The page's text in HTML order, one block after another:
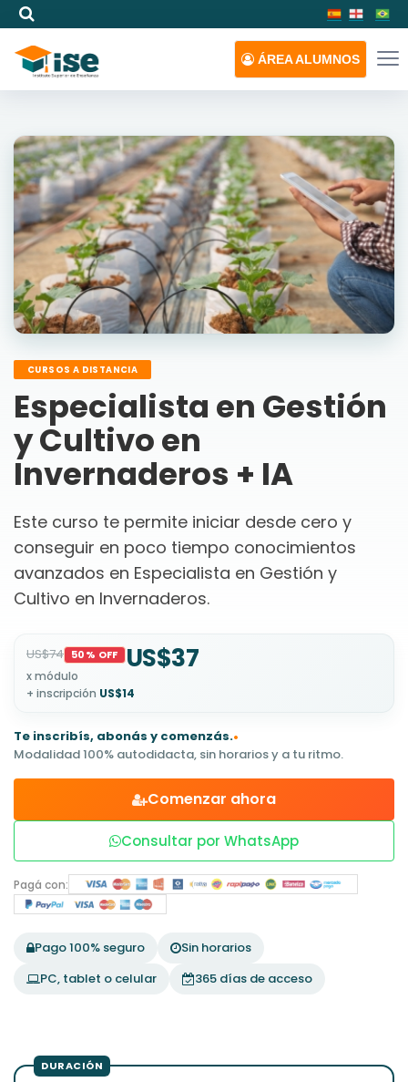
ÁREAALUMNOS
CURSOS A DISTANCIA
Especialista en Gestión
y Cultivo en
Invernaderos + IA
Este curso te permite iniciar desde cero y
conseguir en poco tiempo conocimientos
avanzados en Especialista en Gestión y
Cultivo en Invernaderos.
US$74 50% OFF US$37
x módulo
+ inscripción US$14
Te inscribís, abonás y comenzás.•
Modalidad 100% autodidacta, sin horarios y a tu ritmo.
Comenzar ahora
Consultar por WhatsApp
Pagá con:
Pago 100% seguro
Sin horarios
PC, tablet o celular
365 días de acceso